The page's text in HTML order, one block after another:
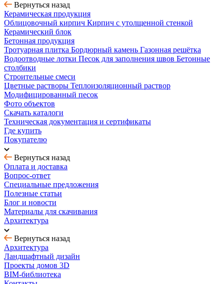
Вернуться назад
Керамическая продукция
Облицовочный кирпич Кирпич с утолщенной стенкой
Керамический блок
Бетонная продукция
Тротуарная плитка Бордюрный камень Газонная решётка
Водоотводные лотки Песок для заполнения швов Бетонные
столбики
Строительные смеси
Цветные растворы Теплоизоляционный раствор
Модифицированный песок
Фото объектов
Скачать каталоги
Техническая документация и сертификаты
Где купить
Покупателю
Вернуться назад
Оплата и доставка
Вопрос-ответ
Специальные предложения
Полезные статьи
Блог и новости
Материалы для скачивания
Архитектура
Вернуться назад
Архитектура
Ландшафтный дизайн
Проекты домов 3D
BIM-библиотека